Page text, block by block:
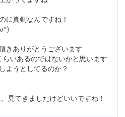
に真剣なんですね！
きありがとうございます
いあるのではないかと思います
ようとしてるのか？
見てきましたけどいいですね！